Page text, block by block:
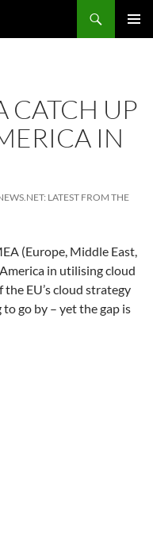
CATCH UP
IN
LATEST FROM THE
(Europe, Middle East,
in utilising cloud
EU’s cloud strategy
go by – yet the gap is